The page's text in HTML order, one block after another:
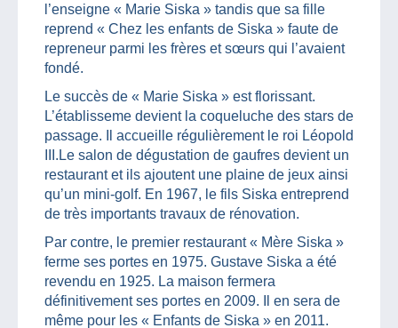
l’enseigne « Marie Siska » tandis que sa fille
reprend « Chez les enfants de Siska » faute de
repreneur parmi les frères et sœurs qui l’avaient
fondé.
Le succès de « Marie Siska » est florissant.
L’établisseme devient la coqueluche des stars de
passage. Il accueille régulièrement le roi Léopold
III.Le salon de dégustation de gaufres devient un
restaurant et ils ajoutent une plaine de jeux ainsi
qu’un mini-golf. En 1967, le fils Siska entreprend
de très importants travaux de rénovation.
Par contre, le premier restaurant « Mère Siska »
ferme ses portes en 1975. Gustave Siska a été
revendu en 1925. La maison fermera
définitivement ses portes en 2009. Il en sera de
même pour les « Enfants de Siska » en 2011.